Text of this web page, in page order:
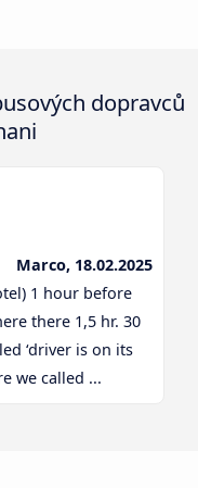
dopravců
Marco, 18.02.2025
1 hour before
there 1,5 hr. 30
‘driver is on its
we called ...